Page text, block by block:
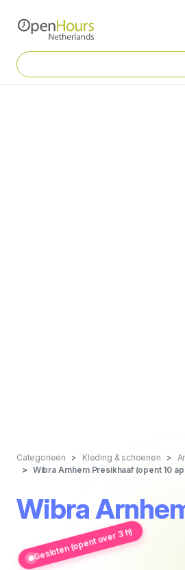
Categorieën Kleding & schoenen
Wibra Arnhem Presikhaaf (opent 10
Wibra
Gesloten (opent over 3 h)